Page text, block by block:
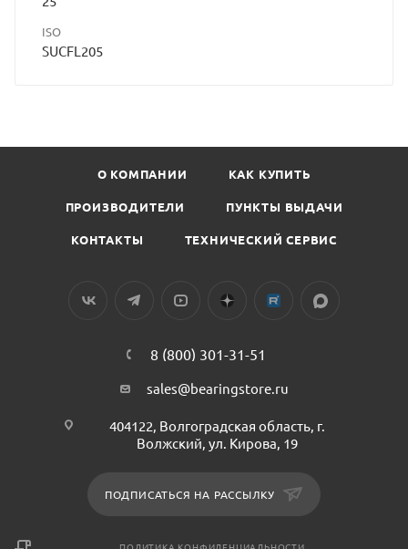
ISO
SUCFL205
О КОМПАНИИ КАК КУПИТЬ
ПРОИЗВОДИТЕЛИ ПУНКТЫ ВЫДАЧИ
КОНТАКТЫ ТЕХНИЧЕСКИЙ СЕРВИС
8 (800) 301-31-51
sales@bearingstore.ru
404122, Волгоградская область, г.
Волжский, ул. Кирова, 19
ПОДПИСАТЬСЯ НА РАССЫЛКУ